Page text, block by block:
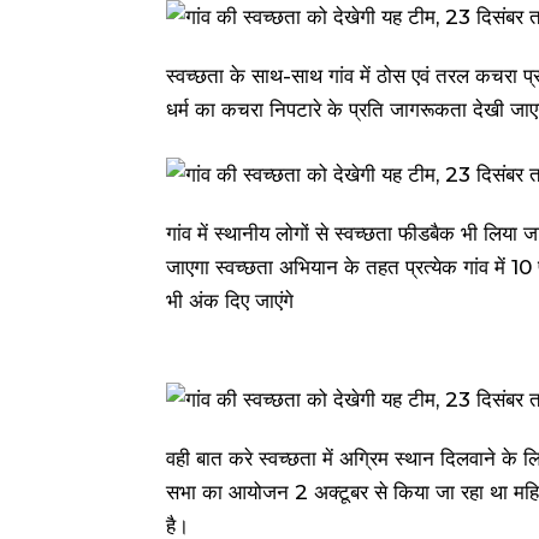
स्वच्छता के साथ-साथ गांव में ठोस एवं तरल कचरा
धर्म का कचरा निपटारे के प्रति जागरूकता देखी
गांव में स्थानीय लोगों से स्वच्छता फीडबैक भी लिया
जाएगा स्वच्छता अभियान के तहत प्रत्येक गांव में 10
भी अंक दिए जाएंगे
वही बात करे स्वच्छता में अग्रिम स्थान दिलवाने के
सभा का आयोजन 2 अक्टूबर से किया जा रहा था
है।